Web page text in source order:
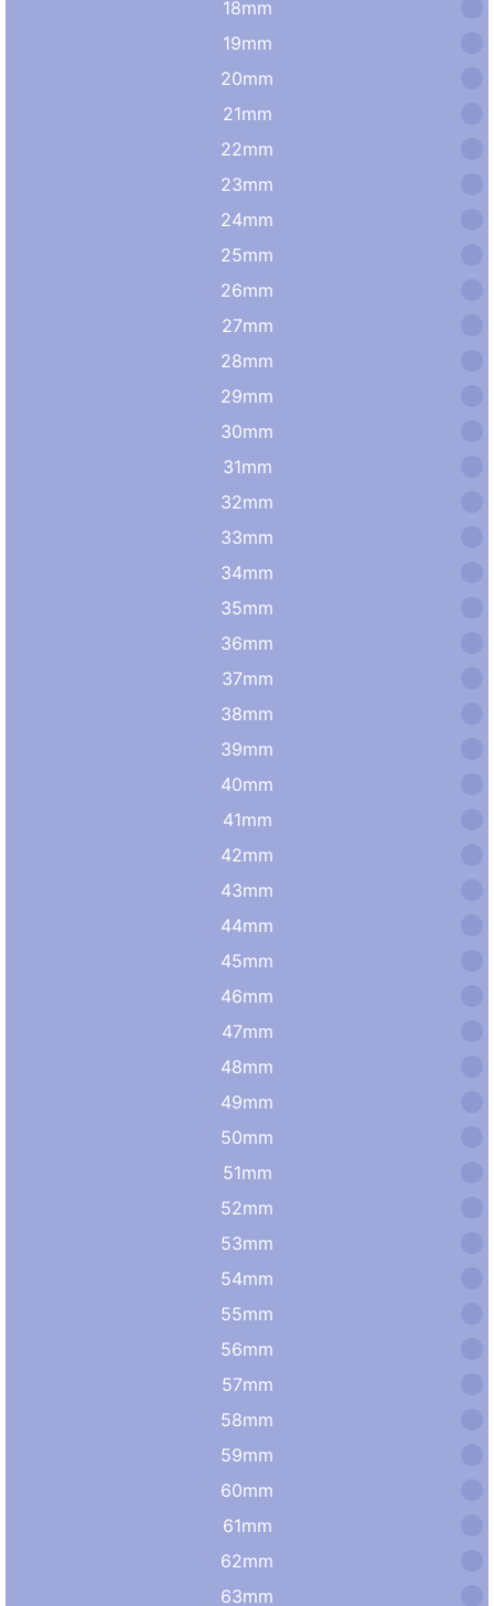
18mm
19mm
20mm
21mm
22mm
23mm
24mm
25mm
26mm
27mm
28mm
29mm
30mm
31mm
32mm
33mm
34mm
35mm
36mm
37mm
38mm
39mm
40mm
41mm
42mm
43mm
44mm
45mm
46mm
47mm
48mm
49mm
50mm
51mm
52mm
53mm
54mm
55mm
56mm
57mm
58mm
59mm
60mm
61mm
62mm
63mm